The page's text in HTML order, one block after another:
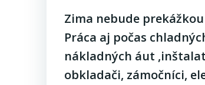
Zima nebude prekážkou
Práca aj počas
nákladných áut
obkladači, zámočníci,